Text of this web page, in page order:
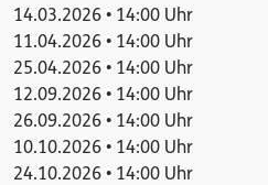
14.03.2026 • 14:00 Uhr
11.04.2026 • 14:00 Uhr
25.04.2026 • 14:00 Uhr
12.09.2026 • 14:00 Uhr
26.09.2026 • 14:00 Uhr
10.10.2026 • 14:00 Uhr
24.10.2026 • 14:00 Uhr